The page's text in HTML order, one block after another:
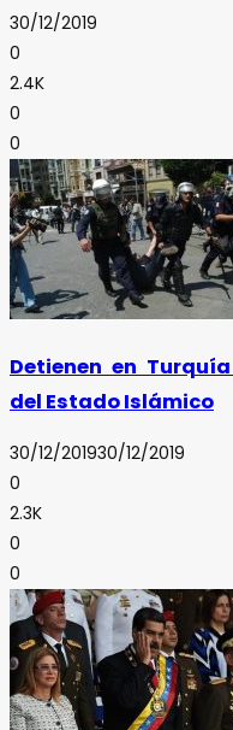
30/12/2019
0
2.4K
0
0
Detienen en
del Estado Islámico
30/12/201930/12/2019
0
2.3K
0
0